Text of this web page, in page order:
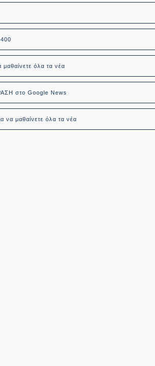
όλα τα νέα
στο Google News
να μαθαίνετε όλα τα νέα